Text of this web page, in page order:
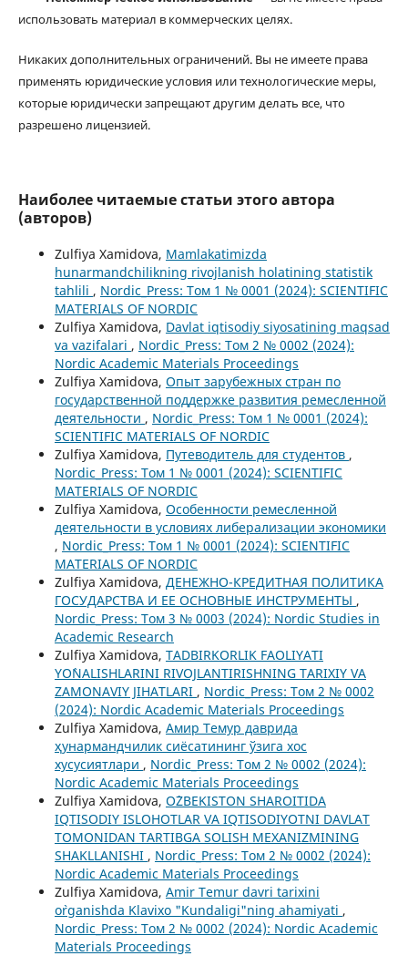
использовать материал в коммерческих целях.
Никаких дополнительных ограничений. Вы не имеете права
применять юридические условия или технологические меры,
которые юридически запрещают другим делать все, что
разрешено лицензией.
Наиболее читаемые статьи этого автора
(авторов)
Zulfiya Xamidova, Mamlakatimizda
hunarmandchilikning rivojlanish holatining statistik
tahlili , Nordic_Press: Том 1 № 0001 (2024): SCIENTIFIC
MATERIALS OF NORDIC
Zulfiya Xamidova, Davlat iqtisodiy siyosatining maqsad
va vazifalari , Nordic_Press: Том 2 № 0002 (2024):
Nordic Academic Materials Proceedings
Zulfiya Xamidova, Опыт зарубежных стран по
государственной поддержке развития ремесленной
деятельности , Nordic_Press: Том 1 № 0001 (2024):
SCIENTIFIC MATERIALS OF NORDIC
Zulfiya Xamidova, Путеводитель для студентов ,
Nordic_Press: Том 1 № 0001 (2024): SCIENTIFIC
MATERIALS OF NORDIC
Zulfiya Xamidova, Oсобенности ремесленной
деятельности в условиях либерализации экономики
, Nordic_Press: Том 1 № 0001 (2024): SCIENTIFIC
MATERIALS OF NORDIC
Zulfiya Xamidova, ДЕНЕЖНО-КРЕДИТНАЯ ПОЛИТИКА
ГОСУДАРСТВА И ЕЕ ОСНОВНЫЕ ИНСТРУМЕНТЫ ,
Nordic_Press: Том 3 № 0003 (2024): Nordic Studies in
Academic Research
Zulfiya Xamidova, TADBIRKORLIK FAOLIYATI
YO`NALISHLARINI RIVOJLANTIRISHNING TARIXIY VA
ZAMONAVIY JIHATLARI , Nordic_Press: Том 2 № 0002
(2024): Nordic Academic Materials Proceedings
Zulfiya Xamidova, Амир Темур даврида
ҳунармандчилик сиёсатининг ўзига хос
хусусиятлари , Nordic_Press: Том 2 № 0002 (2024):
Nordic Academic Materials Proceedings
Zulfiya Xamidova, O`ZBEKISTON SHAROITIDA
IQTISODIY ISLOHOTLAR VA IQTISODIYOTNI DAVLAT
TOMONIDAN TARTIBGA SOLISH MEXANIZMINING
SHAKLLANISHI , Nordic_Press: Том 2 № 0002 (2024):
Nordic Academic Materials Proceedings
Zulfiya Xamidova, Amir Temur davri tarixini
o`rganishda Klavixo "Kundaligi"ning ahamiyati ,
Nordic_Press: Том 2 № 0002 (2024): Nordic Academic
Materials Proceedings